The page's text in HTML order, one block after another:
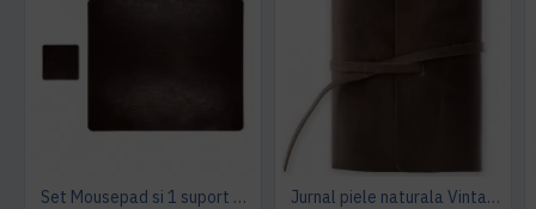
Set Mousepad si 1 suport pahar Office L, din piele, cu doua fete, pentru protectie birou, UNIKA, maro Jurnal piele naturala Vintage, 354 pagini, bloc detasabil, cutie cadou, lucrat manual, maro